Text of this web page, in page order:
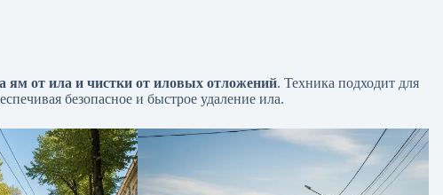
от ила и чистки от иловых отложений. Техника подходит для
безопасное и быстрое удаление ила.